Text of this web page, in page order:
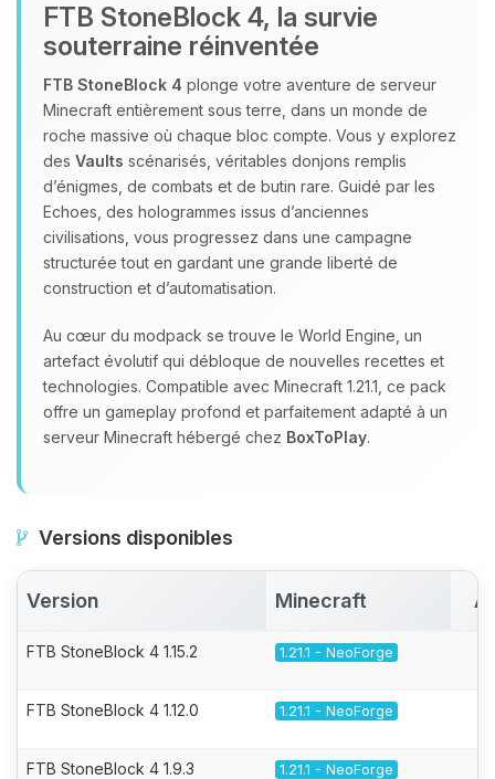
FTB StoneBlock 4, la survie
souterraine réinventée
FTB StoneBlock 4 plonge votre aventure de serveur
Minecraft entièrement sous terre, dans un monde de
roche massive où chaque bloc compte. Vous y explorez
des Vaults scénarisés, véritables donjons remplis
d’énigmes, de combats et de butin rare. Guidé par les
Echoes, des hologrammes issus d’anciennes
civilisations, vous progressez dans une campagne
structurée tout en gardant une grande liberté de
construction et d’automatisation.
Au cœur du modpack se trouve le World Engine, un
artefact évolutif qui débloque de nouvelles recettes et
technologies. Compatible avec Minecraft 1.21.1, ce pack
offre un gameplay profond et parfaitement adapté à un
serveur Minecraft hébergé chez BoxToPlay.
Versions disponibles
Version Minecraft
FTB StoneBlock 4 1.15.2 1.21.1 - NeoForge
FTB StoneBlock 4 1.12.0 1.21.1 - NeoForge
FTB StoneBlock 4 1.9.3 1.21.1 - NeoForge
06/08/2026 à 06:01